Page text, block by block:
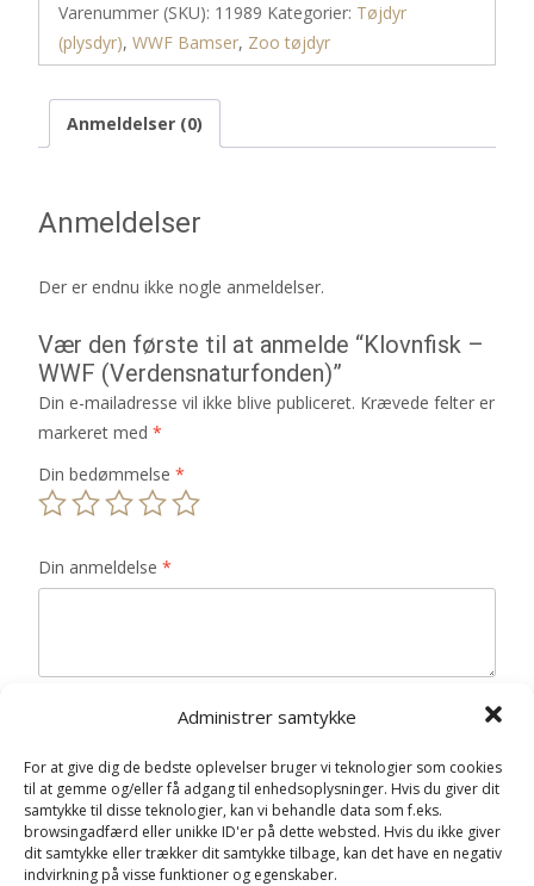
Administrer samtykke
For at give dig de bedste oplevelser bruger vi teknologier som cookies
til at gemme og/eller få adgang til enhedsoplysninger. Hvis du giver dit
samtykke til disse teknologier, kan vi behandle data som f.eks.
browsingadfærd eller unikke ID'er på dette websted. Hvis du ikke giver
dit samtykke eller trækker dit samtykke tilbage, kan det have en negativ
indvirkning på visse funktioner og egenskaber.
Varenummer (SKU): 11989 Kategorier: Tøjdyr
(plysdyr), WWF Bamser, Zoo tøjdyr
Anmeldelser (0)
Anmeldelser
Der er endnu ikke nogle anmeldelser.
Vær den første til at anmelde “Klovnfisk –
WWF (Verdensnaturfonden)”
Din e-mailadresse vil ikke blive publiceret. Krævede felter er
markeret med *
Din bedømmelse *
Din anmeldelse *
E-mail*
Gem mit navn, mail og websted i denne browser til
næste gang jeg kommenterer.